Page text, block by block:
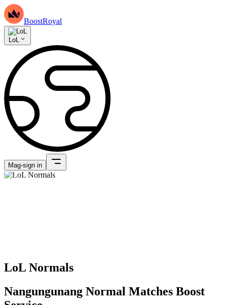
BoostRoyal
LoL
Mag-sign in
LoL Normals
Nangungunang Normal Matches Boost